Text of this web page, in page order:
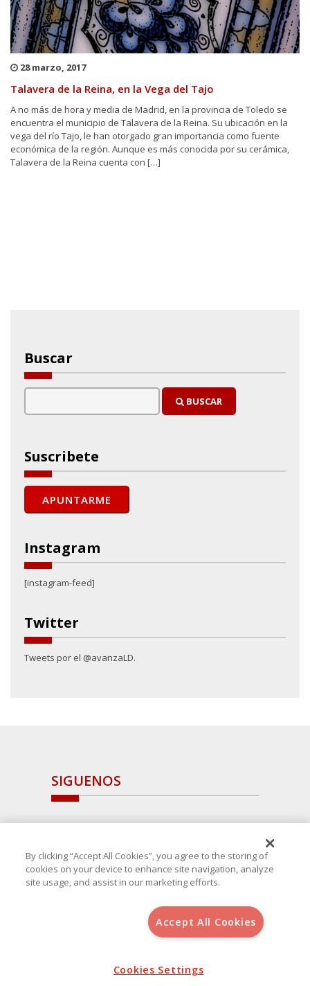
28 marzo, 2017
Talavera de la Reina, en la Vega del Tajo
A no más de hora y media de Madrid, en la provincia de Toledo se
encuentra el municipio de Talavera de la Reina. Su ubicación en la
vega del río Tajo, le han otorgado gran importancia como fuente
económica de la región. Aunque es más conocida por su cerámica,
Talavera de la Reina cuenta con […]
Buscar
BUSCAR
Suscribete
Instagram
[instagram-feed]
Twitter
Tweets por el @avanzaLD.
SIGUENOS
, S.L.U.(B-64405731) c/ San Norberto
Aviso Legal
Política de Cookies
By clicking “Accept All Cookies”, you agree to the storing of
cookies on your device to enhance site navigation, analyze
site usage, and assist in our marketing efforts.
Accept All Cookies
Cookies Settings